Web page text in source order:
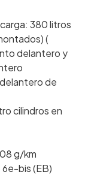
380 litros
(
delantero y
de
cilindros en
g/km
6e-bis (EB)